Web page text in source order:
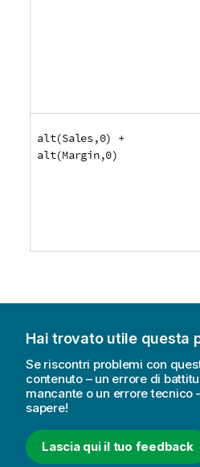
alt(Sales,0) +
alt(Margin,0)
Hai trovato utile questa
Se riscontri problemi con
contenuto – un errore di
mancante o un errore tecnico
sapere!
Lascia qui il tuo feedback